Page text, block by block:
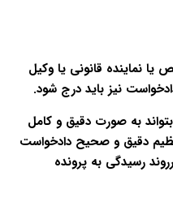
نماینده قانونی یا وکیل
نیز باید درج شود.
به صورت دقیق و کامل
دقیق و صحیح دادخواست
رسیدگی به پرونده